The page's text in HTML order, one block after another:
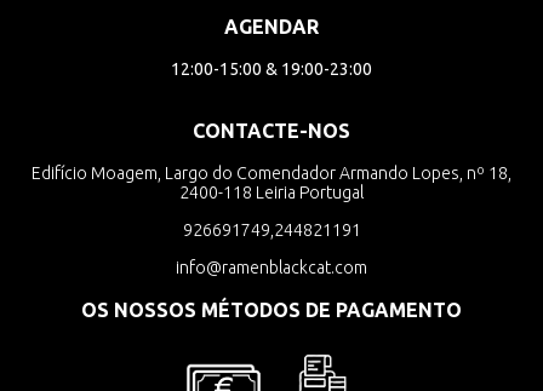
AGENDAR
12:00-15:00 & 19:00-23:00
CONTACTE-NOS
Edifício Moagem, Largo do Comendador Armando Lopes, nº 18,
2400-118 Leiria Portugal
926691749,244821191
info@ramenblackcat.com
OS NOSSOS MÉTODOS DE PAGAMENTO